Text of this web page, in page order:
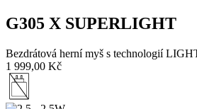
G305 X SUPERLIGHT
Bezdrátová herní myš s technologií
1 999,00 Kč